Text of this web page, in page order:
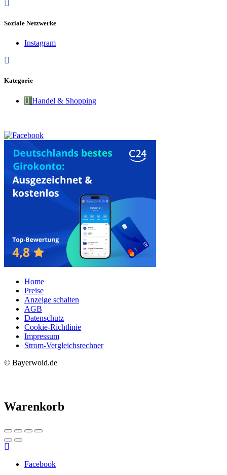
Soziale Netzwerke
Instagram
Kategorie
Handel & Shopping
Home
Preise
Anzeige schalten
AGB
Datenschutz
Cookie-Richtlinie
Impressum
Strom-Vergleichsrechner
© Bayerwoid.de
Warenkorb
Facebook